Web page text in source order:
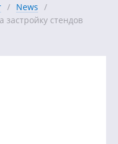
News
застройку стендов